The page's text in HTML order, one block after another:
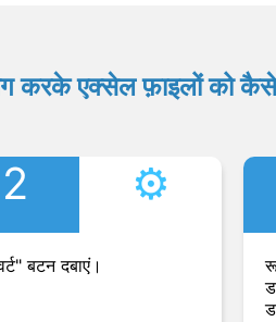
करके एक्सेल फ़ाइलों को कैसे
2 ⚙︎
बटन दबाएं।